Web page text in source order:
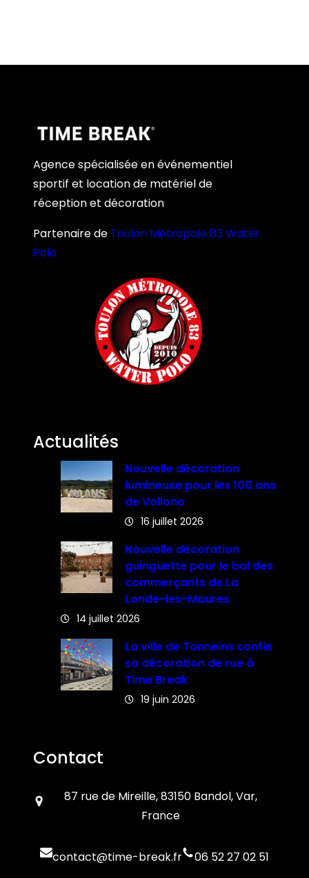
Agence spécialisée en événementiel
sportif et location de matériel de
réception et décoration
Partenaire de Toulon Métropole 83 Water
Polo
Actualités
Nouvelle décoration
lumineuse pour les 100 ans
de Vollono
16 juillet 2026
Nouvelle décoration
guinguette pour le bal des
commerçants de La
Londe-les-Maures
14 juillet 2026
La ville de Tonneins confie
sa décoration de rue à
Time Break
19 juin 2026
Contact
87 rue de Mireille, 83150 Bandol, Var,
France
contact@time-break.fr 06 52 27 02 51